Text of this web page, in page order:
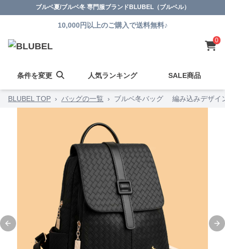
ブルベ夏/ブルベ冬 専門服ブランドBLUBEL（ブルベル）
10,000円以上のご購入で送料無料♪
0
条件を変更 人気ランキング SALE商品
BLUBEL TOP › バッグの一覧 › ブルベ冬バッグ 編み込みデザイ
Previous slide